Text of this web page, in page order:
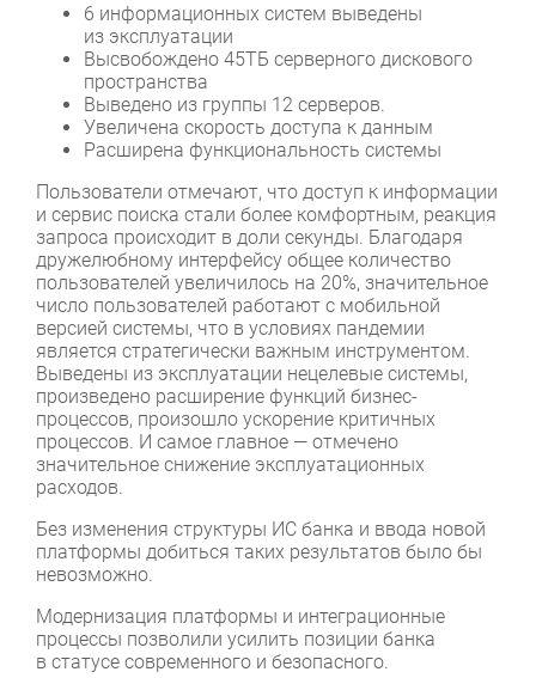
6 информационных систем выведены
из эксплуатации
Высвобождено 45ТБ серверного дискового
пространства
Выведено из группы 12 серверов.
Увеличена скорость доступа к данным
Расширена функциональность системы
Пользователи отмечают, что доступ к информации
и сервис поиска стали более комфортным, реакция
запроса происходит в доли секунды. Благодаря
дружелюбному интерфейсу общее количество
пользователей увеличилось на 20%, значительное
число пользователей работают с мобильной
версией системы, что в условиях пандемии
является стратегически важным инструментом.
Выведены из эксплуатации нецелевые системы,
произведено расширение функций бизнес-
процессов, произошло ускорение критичных
процессов. И самое главное — отмечено
значительное снижение эксплуатационных
расходов.
Без изменения структуры ИС банка и ввода новой
платформы добиться таких результатов было бы
невозможно.
Модернизация платформы и интеграционные
процессы позволили усилить позиции банка
в статусе современного и безопасного.